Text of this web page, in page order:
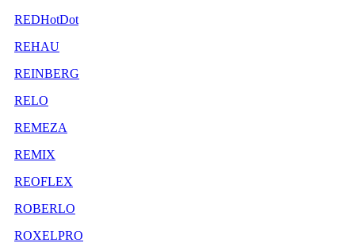
REDHotDot
REHAU
REINBERG
RELO
REMEZA
REMIX
REOFLEX
ROBERLO
ROXELPRO